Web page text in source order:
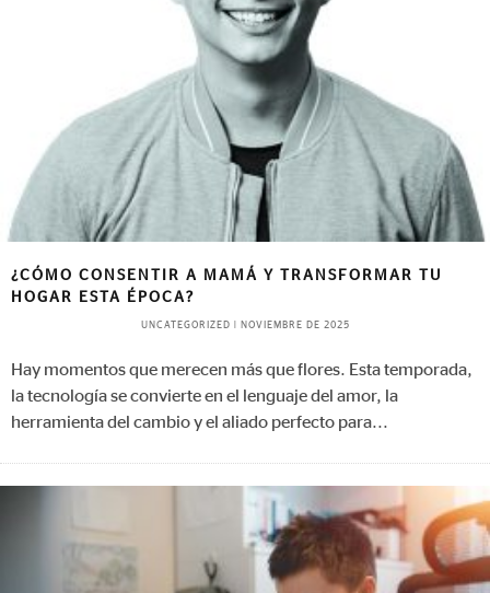
¿CÓMO CONSENTIR A MAMÁ Y TRANSFORMAR TU
HOGAR ESTA ÉPOCA?
UNCATEGORIZED NOVIEMBRE DE 2025
Hay momentos que merecen más que flores. Esta temporada,
la tecnología se convierte en el lenguaje del amor, la
herramienta del cambio y el aliado perfecto para...